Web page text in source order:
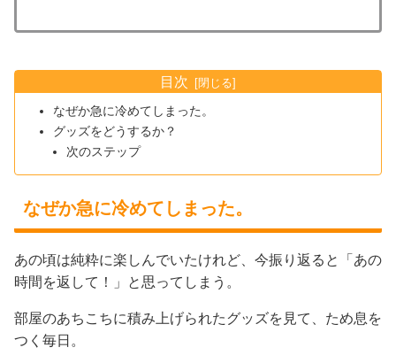
目次
なぜか急に冷めてしまった。
グッズをどうするか？
次のステップ
なぜか急に冷めてしまった。
あの頃は純粋に楽しんでいたけれど、今振り返ると「あの
時間を返して！」と思ってしまう。
部屋のあちこちに積み上げられたグッズを見て、ため息を
つく毎日。